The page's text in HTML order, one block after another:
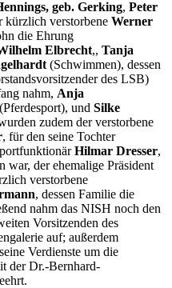
geb. Gerking, Peter
kürzlich verstorbene Werner
die Ehrung
Elbrecht,, Tanja
(Schwimmen), dessen
des LSB)
nahm, Anja
(Pferdesport), und Silke
zudem der verstorbene
, für den seine Tochter
Hilmar Dresser,
war, der ehemalige Präsident
verstorbene
, dessen Familie die
nahm das NISH noch den
Vorsitzenden des
auf; außerdem
Verdienste um die
der Dr.-Bernhard-